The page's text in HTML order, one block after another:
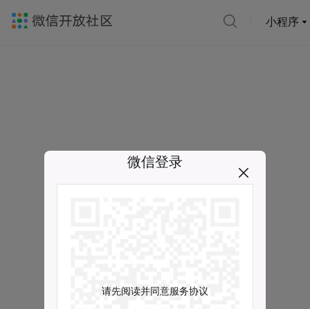
小程序
微信登录
请先阅读并同意服务协议